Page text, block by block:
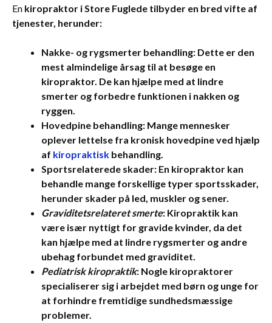
En kiropraktor i Store Fuglede tilbyder en bred vifte af
tjenester, herunder:
Nakke- og rygsmerter behandling: Dette er den
mest almindelige årsag til at besøge en
kiropraktor. De kan hjælpe med at lindre
smerter og forbedre funktionen i nakken og
ryggen.
Hovedpine behandling: Mange mennesker
oplever lettelse fra kronisk hovedpine ved hjælp
af kiropraktisk behandling.
Sportsrelaterede skader: En kiropraktor kan
behandle mange forskellige typer sportsskader,
herunder skader på led, muskler og sener.
Graviditetsrelateret smerte: Kiropraktik kan
være især nyttigt for gravide kvinder, da det
kan hjælpe med at lindre rygsmerter og andre
ubehag forbundet med graviditet.
Pediatrisk kiropraktik: Nogle kiropraktorer
specialiserer sig i arbejdet med børn og unge for
at forhindre fremtidige sundhedsmæssige
problemer.